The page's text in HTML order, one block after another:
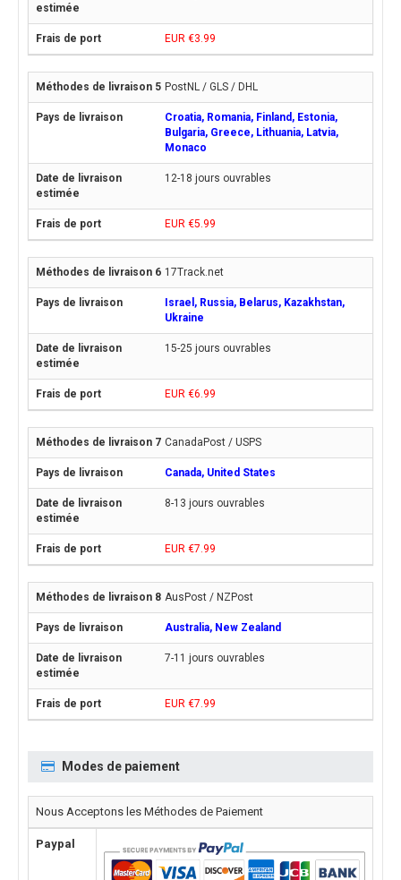
EUR €3.99
PostNL / GLS / DHL
Croatia, Romania, Finland, Estonia,
Bulgaria, Greece, Lithuania, Latvia,
Monaco
12-18 jours ouvrables
EUR €5.99
17Track.net
Israel, Russia, Belarus, Kazakhstan,
Ukraine
15-25 jours ouvrables
EUR €6.99
CanadaPost / USPS
Canada, United States
8-13 jours ouvrables
EUR €7.99
AusPost / NZPost
Australia, New Zealand
7-11 jours ouvrables
EUR €7.99
Modes de paiement
Nous Acceptons les Méthodes de Paiement
Paypal